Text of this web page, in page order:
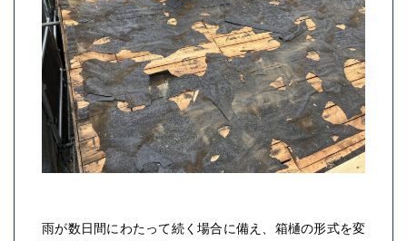
雨が数日間にわたって続く場合に備え、箱樋の形式を変